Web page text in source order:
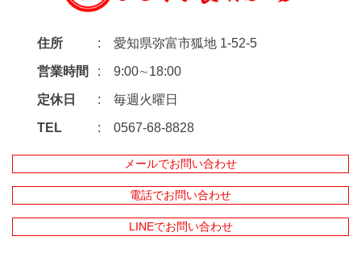
住所 愛知県弥富市狐地 1-52-5
営業時間 9:00∼18:00
定休日 毎週火曜日
TEL 0567-68-8828
メールでお問い合わせ
電話でお問い合わせ
LINEでお問い合わせ